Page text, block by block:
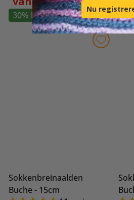
o
r
m
30% korting
Sokkenbreinaalden
Buche - 15cm
Nu